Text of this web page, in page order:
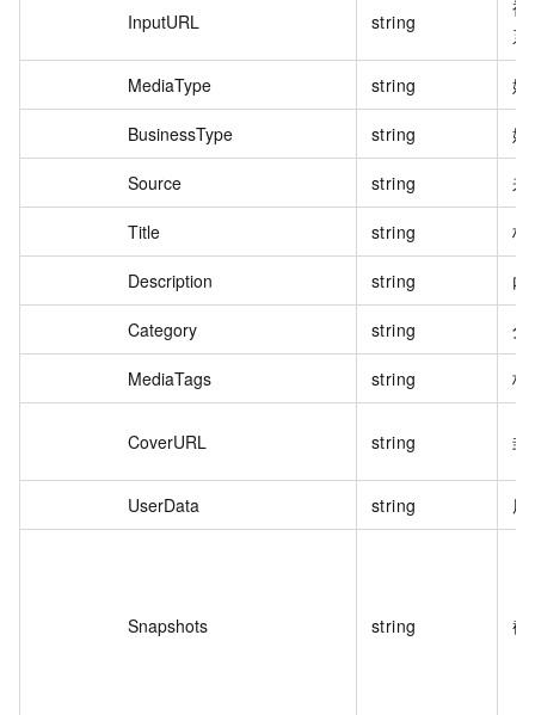
InputURL string
被
系
MediaType string 媒
BusinessType string 媒
Source string 来
Title string 标
Description string 内
Category string 分
MediaTags string 标
CoverURL string 封
UserData string
Snapshots string 截